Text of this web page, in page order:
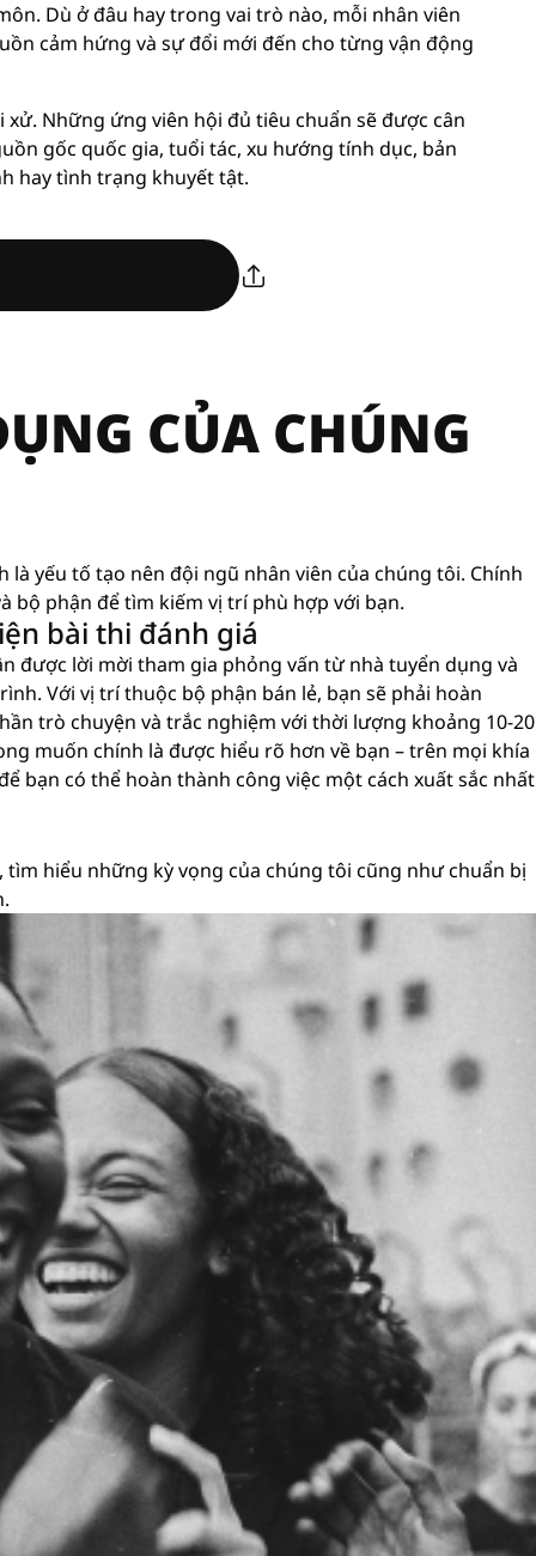
Dù ở đâu hay trong vai trò nào, mỗi nhân viên
cảm hứng và sự đổi mới đến cho từng vận động
Những ứng viên hội đủ tiêu chuẩn sẽ được cân
gốc quốc gia, tuổi tác, xu hướng tính dục, bản
hay tình trạng khuyết tật.
CỦA CHÚNG
yếu tố tạo nên đội ngũ nhân viên của chúng tôi. Chính
bộ phận để tìm kiếm vị trí phù hợp với bạn.
bài thi đánh giá
được lời mời tham gia phỏng vấn từ nhà tuyển dụng và
Với vị trí thuộc bộ phận bán lẻ, bạn sẽ phải hoàn
trò chuyện và trắc nghiệm với thời lượng khoảng 10-20
muốn chính là được hiểu rõ hơn về bạn – trên mọi khía
bạn có thể hoàn thành công việc một cách xuất sắc nhất
hiểu những kỳ vọng của chúng tôi cũng như chuẩn bị